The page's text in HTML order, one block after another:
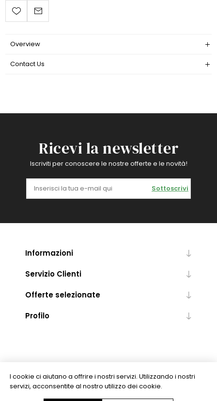
Overview
Contact Us
Ricevi la newsletter
Iscriviti per conoscere le nostre offerte e le novità!
Sottoscrivi
Informazioni
Servizio Clienti
Offerte selezionate
Profilo
I cookie ci aiutano a offrire i nostri servizi. Utilizzando i nostri
servizi, acconsentite al nostro utilizzo dei cookie.